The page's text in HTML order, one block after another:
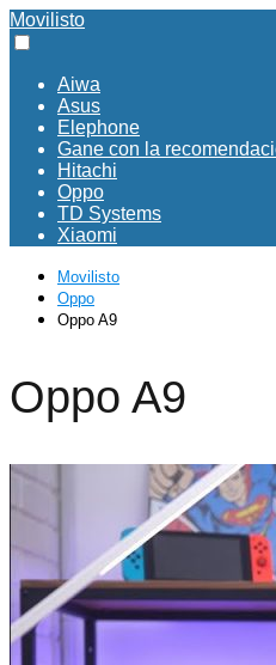
Movilisto
Aiwa
Asus
Elephone
Gane con la
Hitachi
Oppo
TD Systems
Xiaomi
Movilisto
Oppo
Oppo A9
Oppo A9